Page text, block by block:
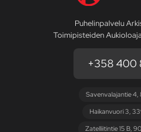
Puhelinpalvelu
Toimipisteiden
+358 400
Savenvalajantie
Haikanvuori 3,
Zatelliitintie 15 B,